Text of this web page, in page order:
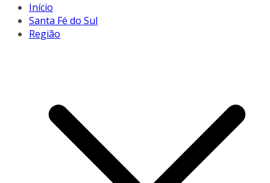
Início
Santa Fé do Sul
Região